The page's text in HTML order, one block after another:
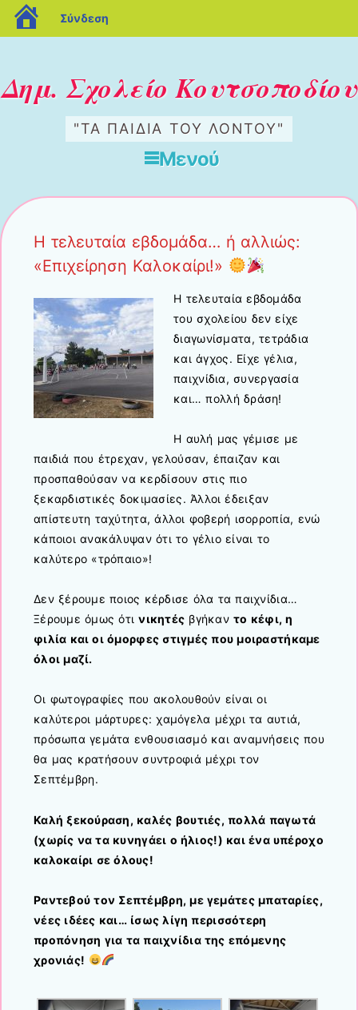
Δημ. Σχολείο Κουτσοποδίου
"ΤΑ ΠΑΙΔΙΆ ΤΟΥ ΛΌΝΤΟΥ"
Μενού
Η τελευταία εβδομάδα… ή αλλιώς:
«Επιχείρηση Καλοκαίρι!»
Η τελευταία εβδομάδα
του σχολείου δεν είχε
διαγωνίσματα, τετράδια
και άγχος. Είχε γέλια,
παιχνίδια, συνεργασία
και… πολλή δράση!
Η αυλή μας γέμισε με
παιδιά που έτρεχαν, γελούσαν, έπαιζαν και
προσπαθούσαν να κερδίσουν στις πιο
ξεκαρδιστικές δοκιμασίες. Άλλοι έδειξαν
απίστευτη ταχύτητα, άλλοι φοβερή ισορροπία, ενώ
κάποιοι ανακάλυψαν ότι το γέλιο είναι το
καλύτερο «τρόπαιο»!
Δεν ξέρουμε ποιος κέρδισε όλα τα παιχνίδια…
Ξέρουμε όμως ότινικητές βγήκαντο κέφι, η
φιλία και οι όμορφες στιγμές που μοιραστήκαμε
όλοι μαζί.
Οι φωτογραφίες που ακολουθούν είναι οι
καλύτεροι μάρτυρες: χαμόγελα μέχρι τα αυτιά,
πρόσωπα γεμάτα ενθουσιασμό και αναμνήσεις που
θα μας κρατήσουν συντροφιά μέχρι τον
Σεπτέμβρη.
Καλή ξεκούραση, καλές βουτιές, πολλά παγωτά
(χωρίς να τα κυνηγάει ο ήλιος!) και ένα υπέροχο
καλοκαίρι σε όλους!
Ραντεβού τον Σεπτέμβρη, με γεμάτες μπαταρίες,
νέες ιδέες και… ίσως λίγη περισσότερη
προπόνηση για τα παιχνίδια της επόμενης
χρονιάς!
blogs.sch.gr
Σύνδεση